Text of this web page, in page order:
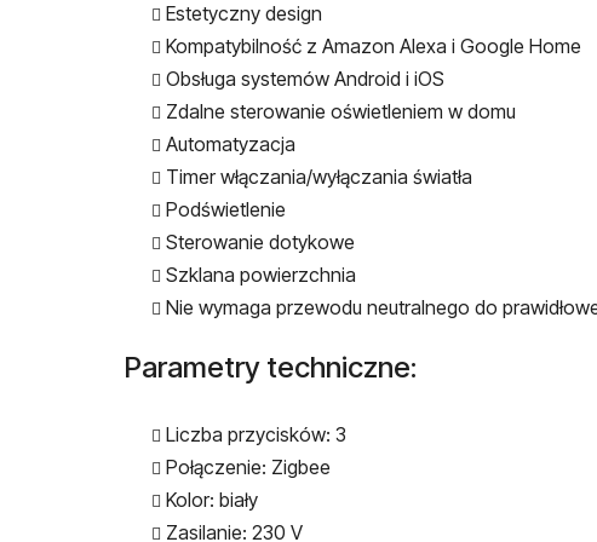
Estetyczny design
Kompatybilność z Amazon Alexa i Google Home
Obsługa systemów Android i iOS
Zdalne sterowanie oświetleniem w domu
Automatyzacja
Timer włączania/wyłączania światła
Podświetlenie
Sterowanie dotykowe
Szklana powierzchnia
Nie wymaga przewodu neutralnego do
Parametry techniczne:
Liczba przycisków: 3
Połączenie: Zigbee
Kolor: biały
Zasilanie: 230 V